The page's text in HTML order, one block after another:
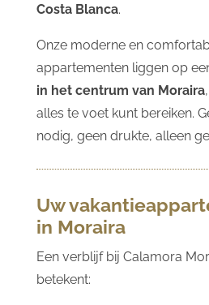
Costa Blanca.
Onze moderne en
appartementen liggen op
in het centrum van Moraira
alles te voet kunt bereiken.
nodig, geen drukte, alleen
Uw
in Moraira
Een verblijf bij Calamora
betekent: